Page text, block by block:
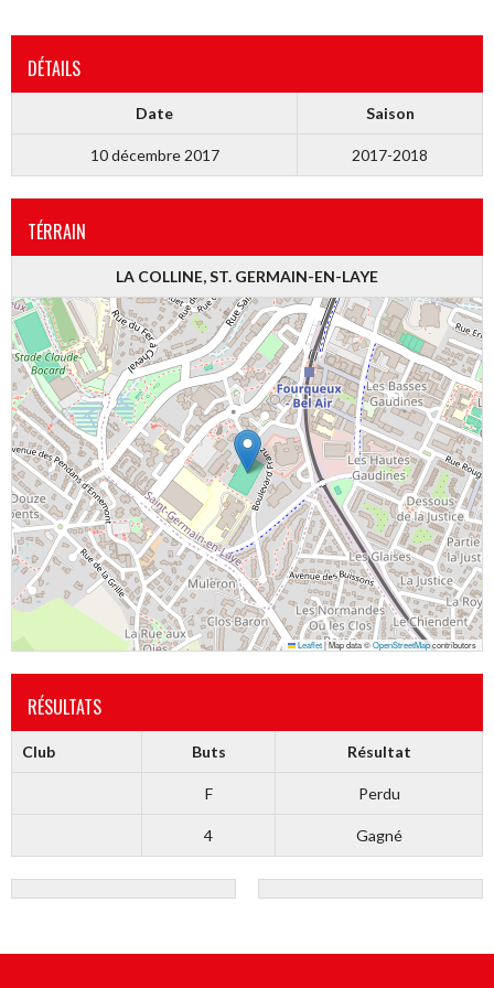
DÉTAILS
Date Saison
10 décembre 2017 2017-2018
TÉRRAIN
LA COLLINE, ST. GERMAIN-EN-LAYE
Leaflet|Map data ©OpenStreetMapcontributors
RÉSULTATS
Club Buts Résultat
F Perdu
4 Gagné